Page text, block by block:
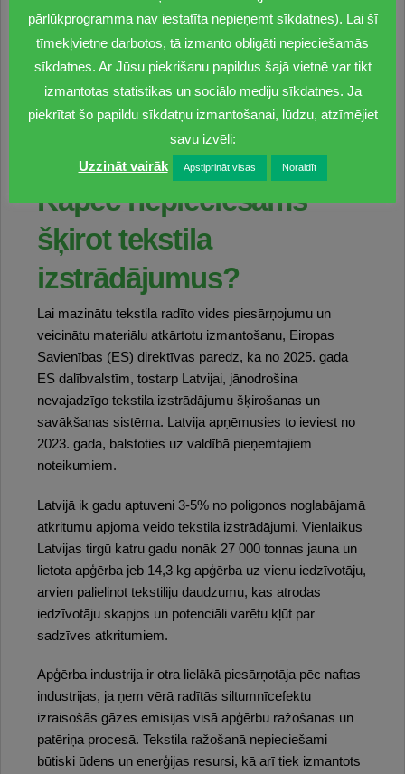
vislabāk polietilēna maisā, lai izstrādājumi neizbirtu,
nesasmērētos un nebojātos. Ja konteiners ir pārpildīts,
iedzīvotāji ir aicināti par to informēt konkrēto atkritumu
apsaimniekošanas uzņēmumu, sagatavotos maisus pie
konteinera nenovietot, bet gan nogādāt uz citu tuvāko
Kāpēc nepieciešams
šķirot tekstila
izstrādājumus?
Lai mazinātu tekstila radīto vides piesārņojumu un
veicinātu materiālu atkārtotu izmantošanu, Eiropas
Savienības (ES) direktīvas paredz, ka no 2025. gada
ES dalībvalstīm, tostarp Latvijai, jānodrošina
nevajadzīgo tekstila izstrādājumu šķirošanas un
savākšanas sistēma. Latvija apņēmusies to ieviest no
2023. gada, balstoties uz valdībā pieņemtajiem
noteikumiem.
Latvijā ik gadu aptuveni 3-5% no poligonos noglabājamā
atkritumu apjoma veido tekstila izstrādājumi. Vienlaikus
Latvijas tirgū katru gadu nonāk 27 000 tonnas jauna un
lietota apģērba jeb 14,3 kg apģērba uz vienu iedzīvotāju,
arvien palielinot tekstiliju daudzumu, kas atrodas
iedzīvotāju skapjos un potenciāli varētu kļūt par
sadzīves atkritumiem.
Apģērba industrija ir otra lielākā piesārņotāja pēc naftas
industrijas, ja ņem vērā radītās siltumnīcefektu
izraisošās gāzes emisijas visā apģērbu ražošanas un
patēriņa procesā. Tekstila ražošanā nepieciešami
būtiski ūdens un enerģijas resursi, kā arī tiek izmantots
pārlūkprogramma nav iestatīta nepieņemt sīkdatnes). Lai šī
tīmekļvietne darbotos, tā izmanto obligāti nepieciešamās
sīkdatnes. Ar Jūsu piekrišanu papildus šajā vietnē var tikt
izmantotas statistikas un sociālo mediju sīkdatnes. Ja
piekrītat šo papildu sīkdatņu izmantošanai, lūdzu, atzīmējiet
savu izvēli:
Uzzināt vairāk
Apstiprināt visas Noraidīt